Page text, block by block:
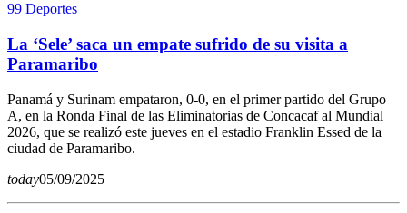
99 Deportes
La ‘Sele’ saca un empate sufrido de su visita a
Paramaribo
Panamá y Surinam empataron, 0-0, en el primer partido del Grupo
A, en la Ronda Final de las Eliminatorias de Concacaf al Mundial
2026, que se realizó este jueves en el estadio Franklin Essed de la
ciudad de Paramaribo.
today05/09/2025